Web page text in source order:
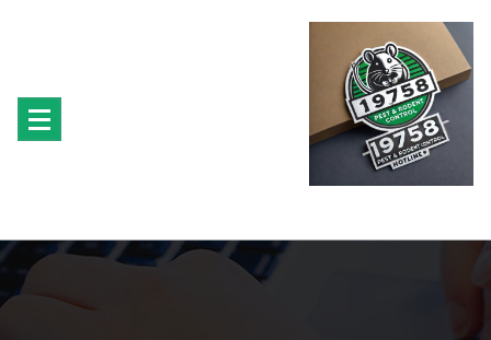
المحتوى